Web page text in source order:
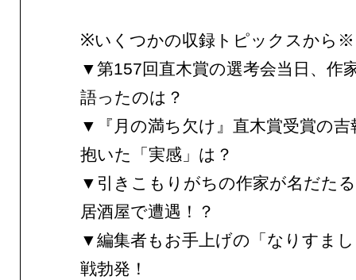
※いくつかの収録トピックスから※
▼第157回直木賞の選考会当日、作
語ったのは？
▼『月の満ち欠け』直木賞受賞の吉
抱いた「実感」は？
▼引きこもりがちの作家が名だた
居酒屋で遭遇！？
▼編集者もお手上げの「なりすま
戦勃発！